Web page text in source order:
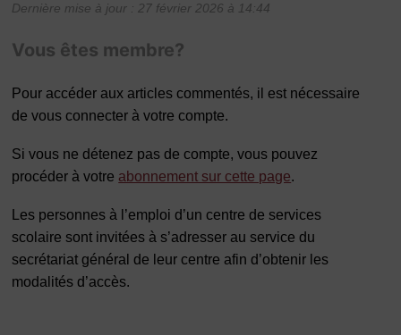
Dernière mise à jour : 27 février 2026 à 14:44
Vous êtes membre?
Pour accéder aux articles commentés, il est nécessaire
de vous connecter à votre compte.
Si vous ne détenez pas de compte, vous pouvez
procéder à votre abonnement sur cette page.
Les personnes à l’emploi d’un centre de services
scolaire sont invitées à s’adresser au service du
secrétariat général de leur centre afin d’obtenir les
modalités d’accès.